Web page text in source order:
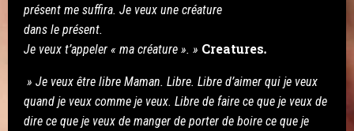
présent me suffira. Je veux une créature
dans le présent.
Je veux t’appeler « ma créature ». » Creatures.
» Je veux être libre Maman. Libre. Libre d’aimer qui je veux
quand je veux comme je veux. Libre de faire ce que je veux de
dire ce que je veux de manger de porter de boire ce que je